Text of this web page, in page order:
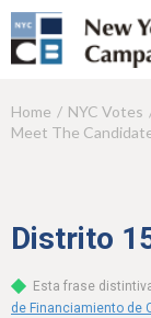
Y
a
e
Home NYC Votes
Meet The
Distrito
Esta frase
de Financiamiento de